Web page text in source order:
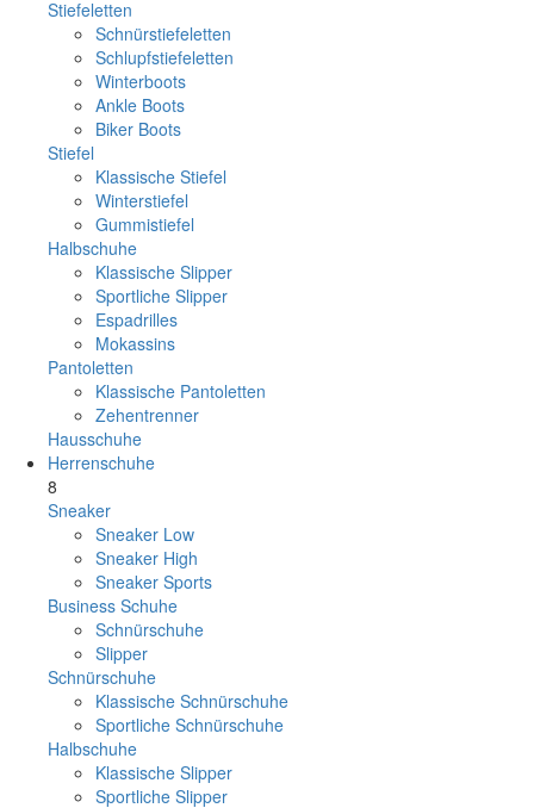
Stiefeletten
Schnürstiefeletten
Schlupfstiefeletten
Winterboots
Ankle Boots
Biker Boots
Stiefel
Klassische Stiefel
Winterstiefel
Gummistiefel
Halbschuhe
Klassische Slipper
Sportliche Slipper
Espadrilles
Mokassins
Pantoletten
Klassische Pantoletten
Zehentrenner
Hausschuhe
Herrenschuhe
8
Sneaker
Sneaker Low
Sneaker High
Sneaker Sports
Business Schuhe
Schnürschuhe
Slipper
Schnürschuhe
Klassische Schnürschuhe
Sportliche Schnürschuhe
Halbschuhe
Klassische Slipper
Sportliche Slipper